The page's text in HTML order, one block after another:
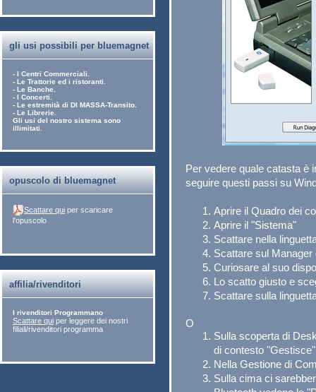
gli usi possibili per bluemagnet
- I Centri Commerciali.
- Le Trattorie ed i ristoranti.
- Le Banche.
- I Concerti.
- Le estremità di DI MASSA-Transito.
- Le Librerie.
Gli usi del nostro sistema sono
illimitati.
opuscolo di bluemagnet
Scattare qui per scaricare
l'opuscolo
affilia/rivenditori
I rivenditori Programmano
Scattare qui per leggere dei nostri
filiali/rivenditori programma
Per vedere quale catasta è
seguire questi passi su
Aprire il Quadro dei
Aprire il "Sistema"
Scattare nella
Scattare sul
Curiosare al suo
Lo scatto giusto e
Scattare sulla
O
Sulla scoperta di
di contesto "Gestisce"
Nella Gestione di
Sulla cima ci